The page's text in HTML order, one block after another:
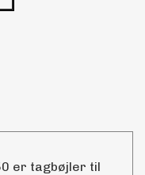
er tagbøjler til